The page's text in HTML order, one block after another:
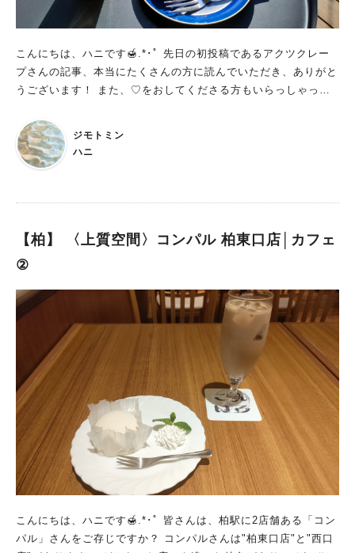
なってきたこの季節、クライム珈琲さんは水出しアイスコーヒー
も他とは違うコーヒーを提供してくれます。 水出しコーヒーの
美味しさを追及したオージ社のウォータードリッパーを導入し、
なんと12時間もかけてゆっくり抽出。 雑味なくまろやかな口当
たり、広がる豊かなコク、甘味、香りを楽しむことができます。
こだわりよう。 コーヒー好きな方には病みつきになるお店で
す。 カフェランチがお好きな方は、クライム珈琲さんで極上の
コーヒーとランチを堪能されることをおススメします。 クライ
こんにちは、ハニです🍯.*･ﾟ 先日の初投稿であるアクツクレー
プさんの記事、本当にたくさんの方に読んでいただき、ありがと
うございます！ また、‪♡をおしてくださる方もいらっしゃって
うで嬉しい限りです！！ まだ、読んでないよ～って方は、よろ
しければ是非読んでみて下さい！ ↓ 【柏】 生地が主役のクレー
プ屋さん 「アクツクレープ」
ジモトミン
ハニ
【柏】 〈上質空間〉コンパル 柏東口店│カフェ
②
こんにちは、ハニです🍯.*･ﾟ 皆さんは、柏駅に2店舗ある「コン
パル」さんをご存じですか？ コンパルさんは"柏東口店"と"西口